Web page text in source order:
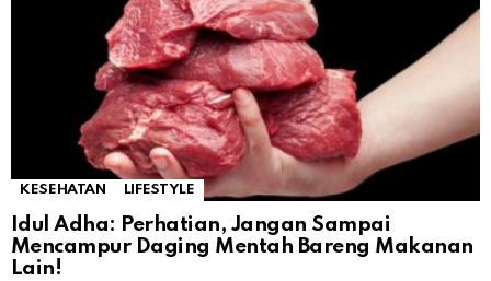
KESEHATAN LIFESTYLE
Idul Adha: Perhatian, Jangan Sampai
Mencampur Daging Mentah Bareng Makanan
Lain!